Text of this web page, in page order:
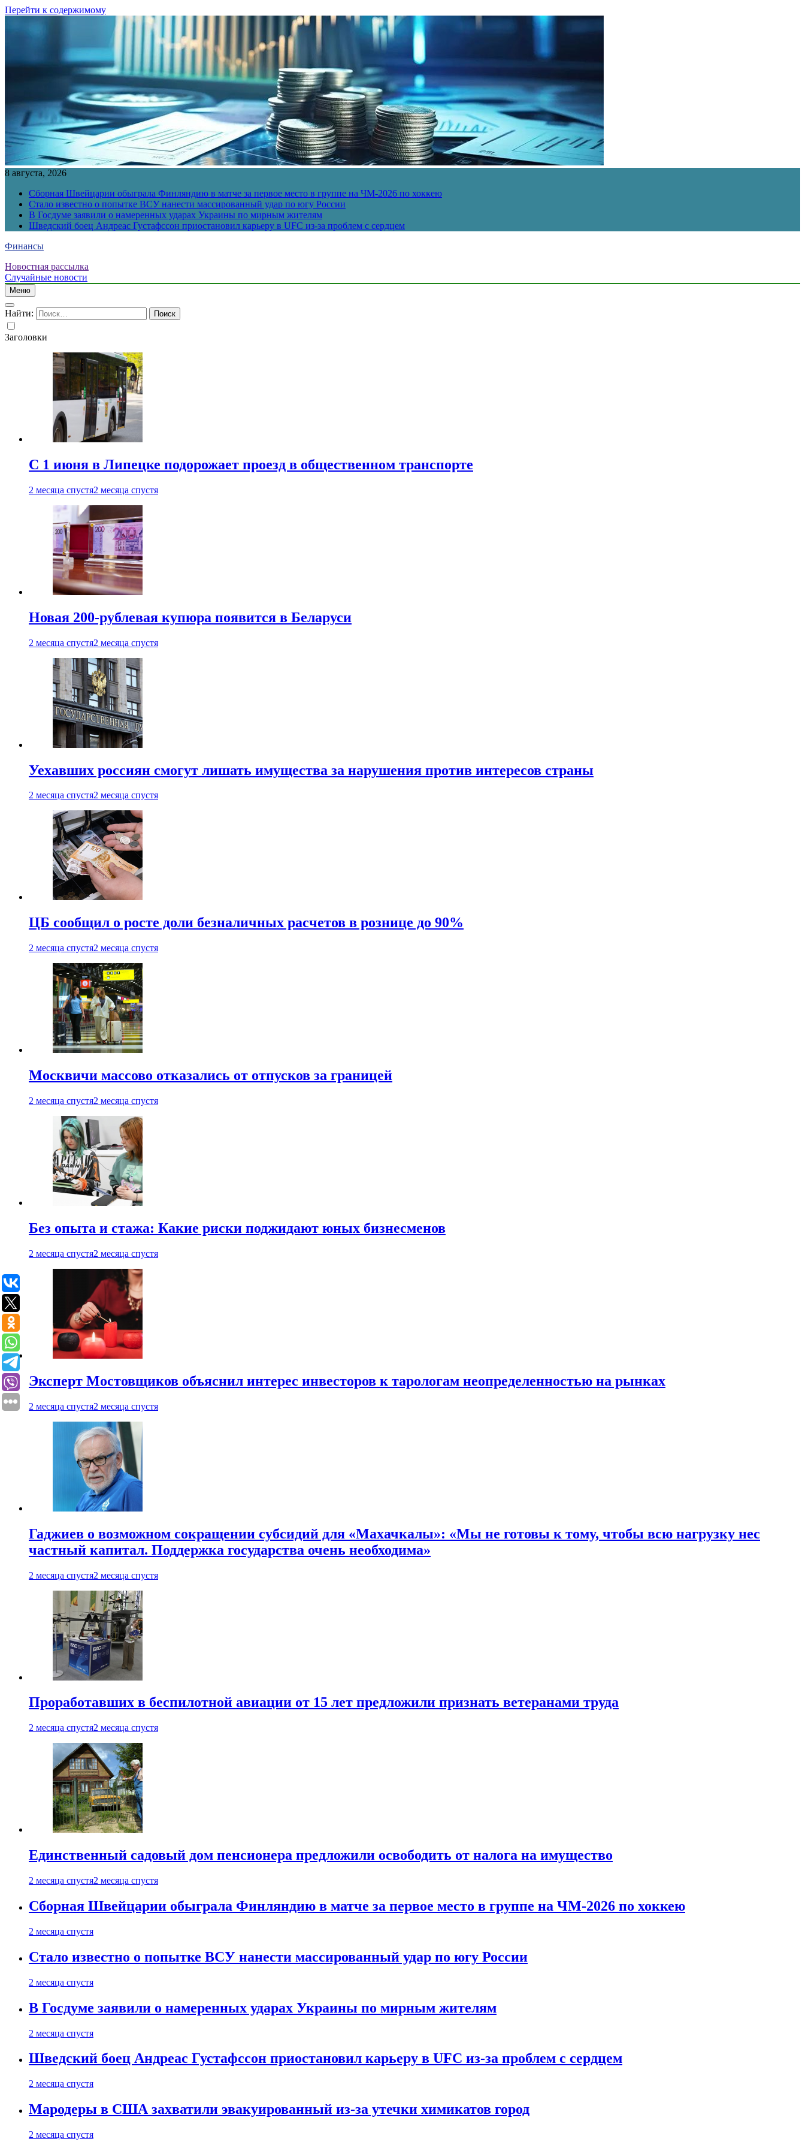
Перейти к содержимому
8 августа, 2026
Сборная Швейцарии обыграла Финляндию в матче за первое место в группе на ЧМ-2026 по хоккею
Стало известно о попытке ВСУ нанести массированный удар по югу России
В Госдуме заявили о намеренных ударах Украины по мирным жителям
Шведский боец Андреас Густафссон приостановил карьеру в UFC из-за проблем с сердцем
Финансы
Новостная рассылка
Случайные новости
Меню
Найти:
Заголовки
С 1 июня в Липецке подорожает проезд в общественном транспорте
2 месяца спустя2 месяца спустя
Новая 200-рублевая купюра появится в Беларуси
2 месяца спустя2 месяца спустя
Уехавших россиян смогут лишать имущества за нарушения против интересов страны
2 месяца спустя2 месяца спустя
ЦБ сообщил о росте доли безналичных расчетов в рознице до 90%
2 месяца спустя2 месяца спустя
Москвичи массово отказались от отпусков за границей
2 месяца спустя2 месяца спустя
Без опыта и стажа: Какие риски поджидают юных бизнесменов
2 месяца спустя2 месяца спустя
Эксперт Мостовщиков объяснил интерес инвесторов к тарологам неопределенностью на рынках
2 месяца спустя2 месяца спустя
Гаджиев о возможном сокращении субсидий для «Махачкалы»: «Мы не готовы к тому, чтобы всю нагрузку нес
частный капитал. Поддержка государства очень необходима»
2 месяца спустя2 месяца спустя
Проработавших в беспилотной авиации от 15 лет предложили признать ветеранами труда
2 месяца спустя2 месяца спустя
Единственный садовый дом пенсионера предложили освободить от налога на имущество
2 месяца спустя2 месяца спустя
Сборная Швейцарии обыграла Финляндию в матче за первое место в группе на ЧМ-2026 по хоккею
2 месяца спустя
Стало известно о попытке ВСУ нанести массированный удар по югу России
2 месяца спустя
В Госдуме заявили о намеренных ударах Украины по мирным жителям
2 месяца спустя
Шведский боец Андреас Густафссон приостановил карьеру в UFC из-за проблем с сердцем
2 месяца спустя
Мародеры в США захватили эвакуированный из-за утечки химикатов город
2 месяца спустя